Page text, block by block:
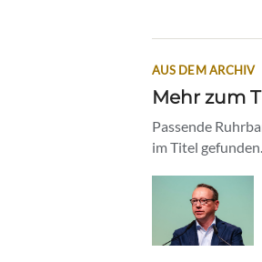
AUS DEM ARCHIV
Mehr zum
Passende
im Titel gefunden.